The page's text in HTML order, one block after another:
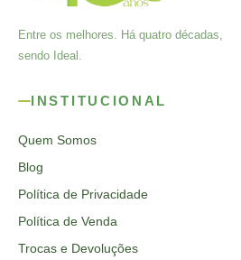
Entre os melhores. Há quatro décadas,
sendo Ideal.
INSTITUCIONAL
Quem Somos
Blog
Política de Privacidade
Política de Venda
Trocas e Devoluções